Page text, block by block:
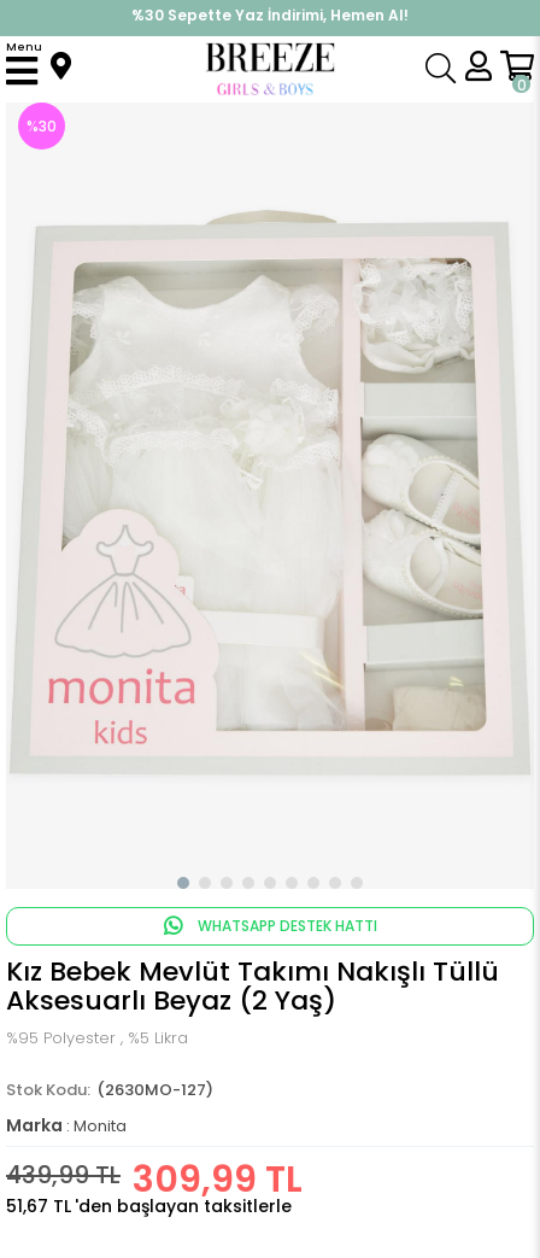
%30 Sepette Yaz İndirimi, Hemen Al!
İndirimlere ek %10 İndirimi Kap, Hemen Üye Ol!
0
Menu
Anasayfa Mevlüt Kıyafetleri
%30
WHATSAPP DESTEK HATTI
Kız Bebek Mevlüt Takımı Nakışlı Tüllü
Aksesuarlı Beyaz (2 Yaş)
%95 Polyester , %5 Likra
(2630MO-127)
Marka : Monita
439,99 TL 309,99 TL
51,67 TL 'den başlayan taksitlerle